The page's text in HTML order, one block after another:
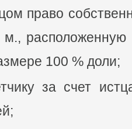
право
расположенную
100 % доли;
за счет